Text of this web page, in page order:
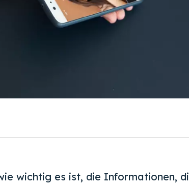
wichtig es ist, die Informationen,